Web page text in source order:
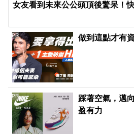
女友看到未來公公頭頂後驚呆！
做到這點才有
PR
踩著空氣，邁
盈有力
PR